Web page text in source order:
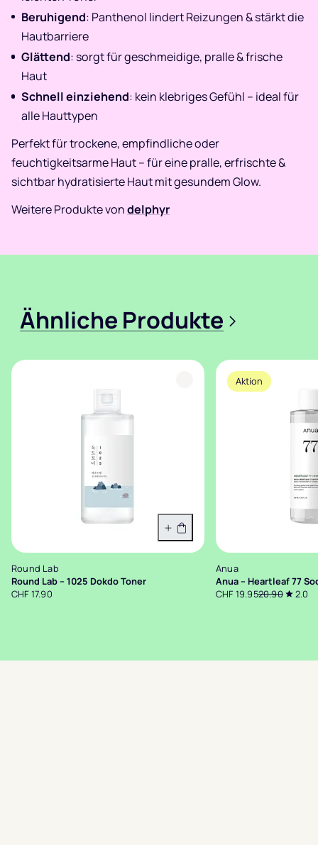
Beruhigend: Panthenol lindert Reizungen & stärkt die
Hautbarriere
Glättend: sorgt für geschmeidige, pralle & frische
Haut
Schnell einziehend: kein klebriges Gefühl – ideal für
alle Hauttypen
Perfekt für trockene, empfindliche oder
feuchtigkeitsarme Haut – für eine pralle, erfrischte &
sichtbar hydratisierte Haut mit gesundem Glow.
Weitere Produkte vondelphyr
Ähnliche Produkte >
In den Warenkorb
Round Lab
Round Lab – 1025 Dokdo Toner
CHF 17.90
Aktion
Anua
Anua – Heartleaf 77
CHF 19.9520.90 2.0